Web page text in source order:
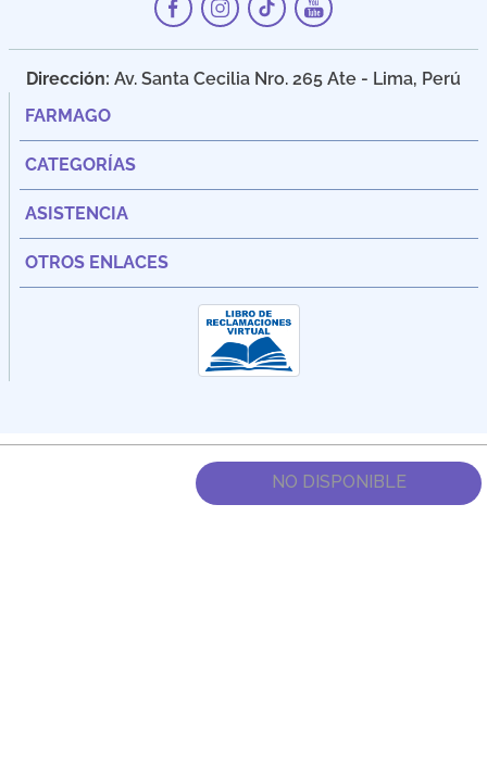
NO DISPONIBLE
Dirección: Av. Santa Cecilia Nro. 265 Ate - Lima, Perú
FARMAGO
CATEGORÍAS
ASISTENCIA
OTROS ENLACES